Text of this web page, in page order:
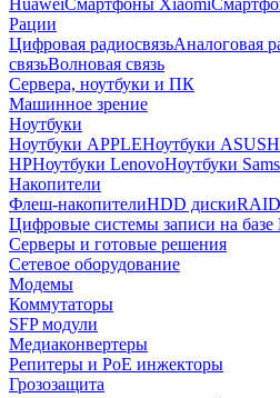
HuaweiСмартфоны Xiaomi
Рации
Цифровая радиосвязьАналоговая
связьВолновая связь
Сервера, ноутбуки и ПК
Машинное зрение
Ноутбуки
Ноутбуки APPLEНоутбуки ASUS
HPНоутбуки LenovoНоутбуки
Накопители
Флеш-накопителиHDD диски
Цифровые системы записи на
Серверы и готовые решения
Сетевое оборудование
Модемы
Коммутаторы
SFP модули
Медиаконвертеры
Репитеры и PoE инжекторы
Грозозащита